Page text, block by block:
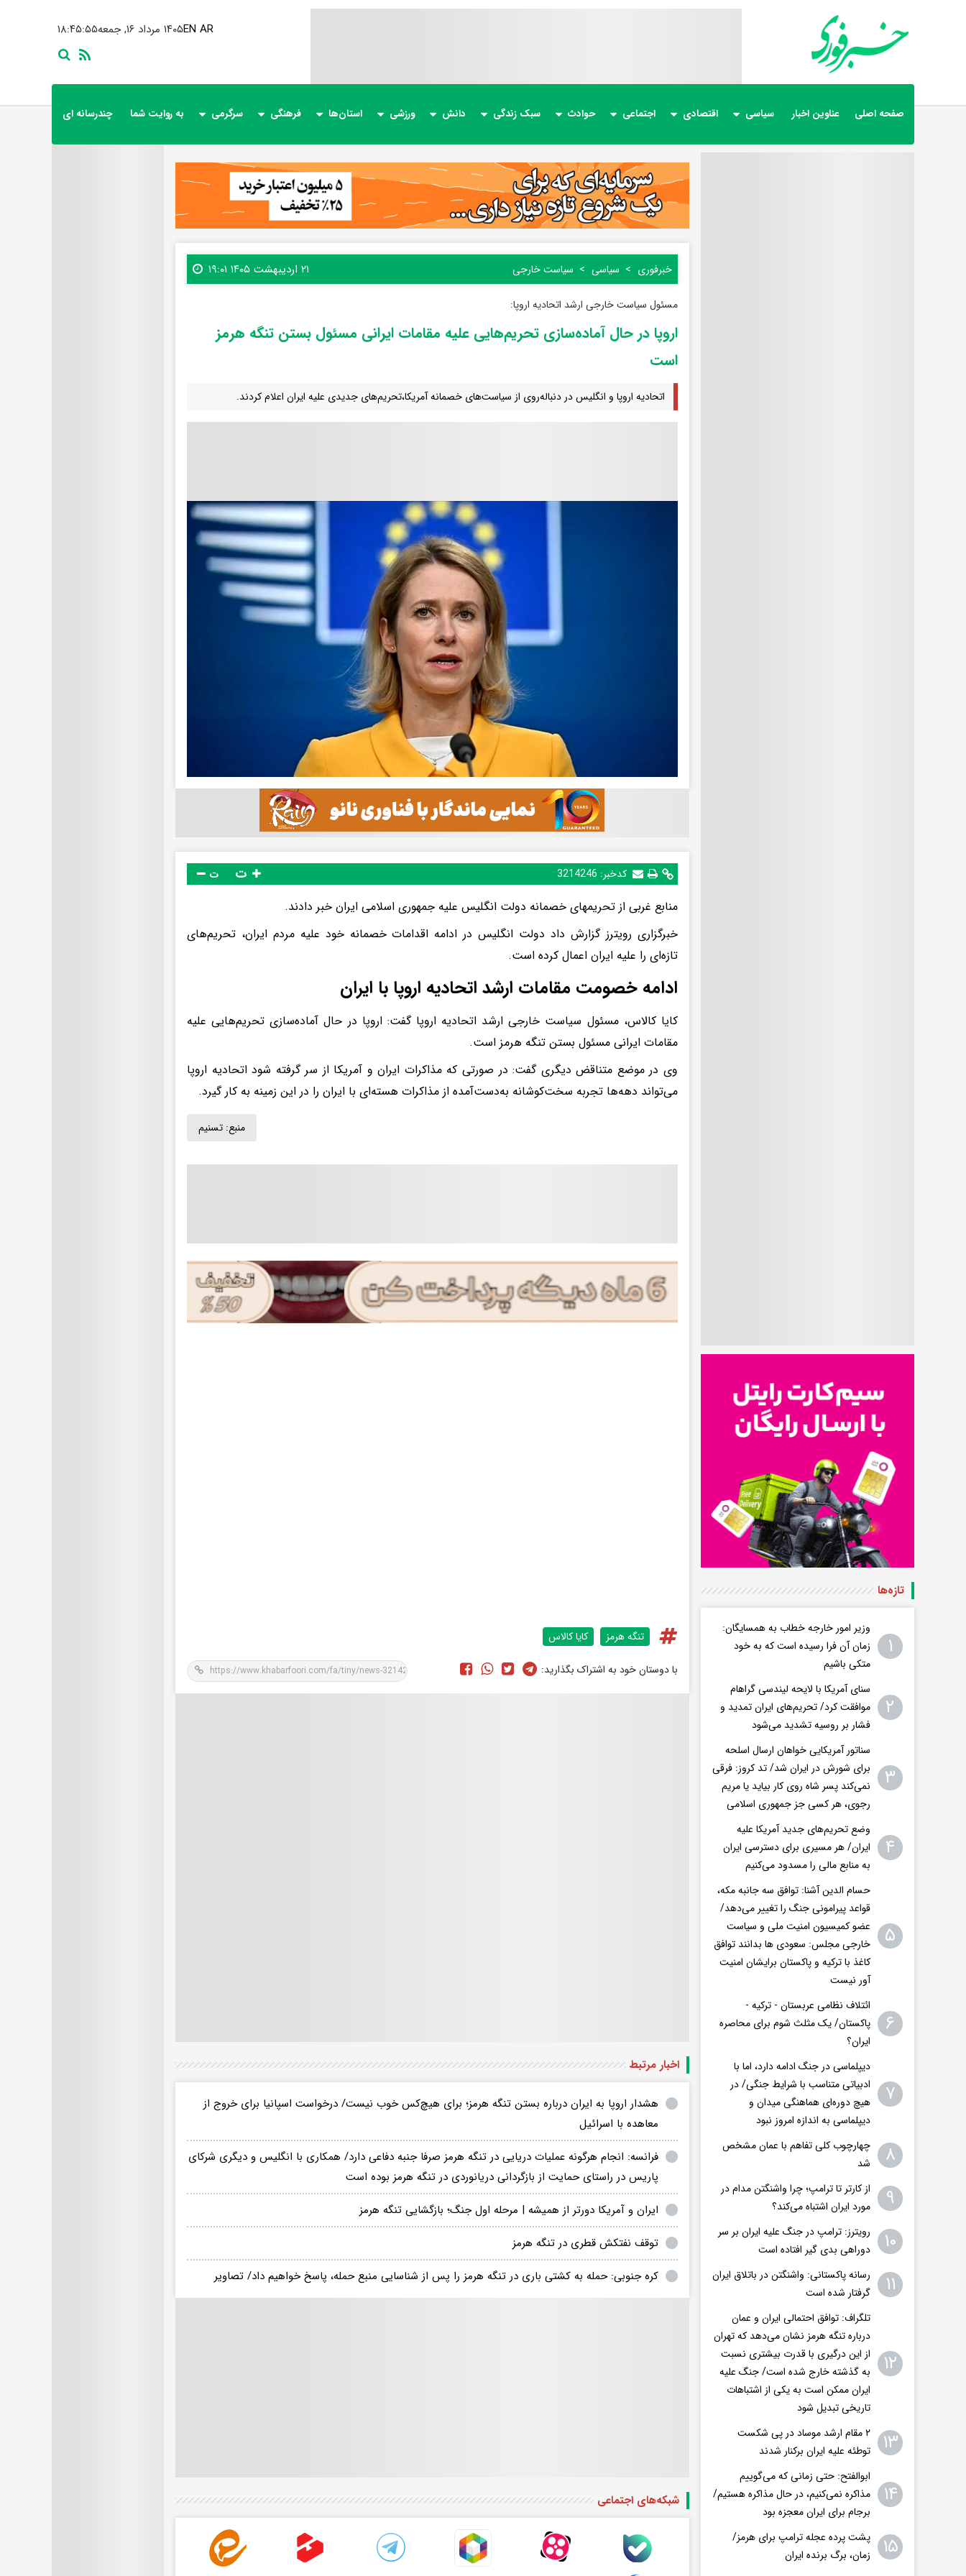
۱۸:۴۵:۵۷ ۱۴۰۵ مرداد ۱۶, جمعهEN AR
صفحه اصلی عناوین اخبار سیاسی اقتصادی اجتماعی حوادث سبک زندگی دانش ورزشی استان‌ها فرهنگی سرگرمی به روایت شما چندرسانه ای
خبرفوری سیاسی سیاست خارجی ۲۱ اردیبهشت ۱۴۰۵ ۱۹:۰۱
مسئول سیاست خارجی ارشد اتحادیه اروپا:
اروپا در حال آماده‌سازی تحریم‌هایی علیه مقامات ایرانی مسئول بستن تنگه هرمز
است
اتحادیه اروپا و انگلیس در دنباله‌روی از سیاست‌های خصمانه آمریکا،تحریم‌های جدیدی علیه ایران اعلام کردند.
کدخبر: 3214246 ت
منابع غربی از تحریمهای خصمانه دولت انگلیس علیه جمهوری اسلامی ایران خبر دادند.
خبرگزاری رویترز گزارش داد دولت انگلیس در ادامه اقدامات خصمانه خود علیه مردم ایران، تحریم‌های
تازه‌ای را علیه ایران اعمال کرده است.
ادامه خصومت مقامات ارشد اتحادیه اروپا با ایران
کایا کالاس، مسئول سیاست خارجی ارشد اتحادیه اروپا گفت: اروپا در حال آماده‌سازی تحریم‌هایی علیه
مقامات ایرانی مسئول بستن تنگه هرمز است.
وی در موضع متناقض دیگری گفت: در صورتی که مذاکرات ایران و آمریکا از سر گرفته شود اتحادیه اروپا
می‌تواند دهه‌ها تجربه سخت‌کوشانه به‌دست‌آمده از مذاکرات هسته‌ای با ایران را در این زمینه به کار گیرد.
منبع: تسنیم
تنگه هرمز کایا‌ کالاس
با دوستان خود به اشتراک بگذارید:
اخبار مرتبط
هشدار اروپا به ایران درباره بستن تنگه هرمز؛ برای هیچ‌کس خوب نیست/ درخواست اسپانیا برای خروج از
معاهده با اسرائیل
فرانسه: انجام هرگونه عملیات‌ دریایی در تنگه هرمز صرفا جنبه دفاعی دارد/ همکاری با انگلیس و دیگری شرکای
پاریس در راستای حمایت از بازگردانی دریانوردی در تنگه هرمز بوده است
ایران و آمریکا دورتر از همیشه | مرحله اول جنگ؛ بازگشایی تنگه هرمز
توقف نفتکش قطری در تنگه هرمز
کره جنوبی: حمله به کشتی باری در تنگه هرمز را پس از شناسایی منبع حمله، پاسخ خواهیم داد/ تصاویر
شبکه‌های اجتماعی
تازه‌ها
۱
وزیر امور خارجه خطاب به همسایگان:
زمان آن فرا رسیده است که به خود
متکی باشیم
۲
سنای آمریکا با لایحه لیندسی گراهام
موافقت کرد/ تحریم‌های ایران تمدید و
فشار بر روسیه تشدید می‌شود
۳
سناتور آمریکایی خواهان ارسال اسلحه
برای شورش در ایران شد/ تد کروز: فرقی
نمی‌کند پسر شاه روی کار بیاید یا مریم
رجوی، هر کسی جز جمهوری اسلامی
۴
وضع تحریم‌های جدید آمریکا علیه
ایران/ هر مسیری برای دسترسی ایران
به منابع مالی را مسدود می‌کنیم
۵
حسام الدین آشنا: توافق سه جانبه مکه،
قواعد پیرامونی جنگ را تغییر می‌دهد/
عضو کمیسیون امنیت ملی و سیاست
خارجی مجلس: سعودی ها بدانند توافق
کاغذ با ترکیه و پاکستان برایشان امنیت
آور نیست
۶
ائتلاف نظامی عربستان - ترکیه -
پاکستان/ یک مثلث شوم برای محاصره
ایران؟
۷
دیپلماسی در جنگ ادامه دارد، اما با
ادبیاتی متناسب با شرایط جنگی/ در
هیچ دوره‌ای هماهنگی میدان و
دیپلماسی به اندازه امروز نبود
۸
چهارچوب کلی تفاهم با عمان مشخص
شد
۹
از کارتر تا ترامپ؛ چرا واشنگتن مدام در
مورد ایران اشتباه می‌کند؟
۱۰
رویترز: ترامپ در جنگ علیه ایران بر سر
دوراهی بدی گیر افتاده است
۱۱
رسانه پاکستانی: واشنگتن در باتلاق ایران
گرفتار شده است
۱۲
تلگراف: توافق احتمالی ایران و عمان
درباره تنگه هرمز نشان می‌دهد که تهران
از این درگیری با قدرت بیشتری نسبت
به گذشته خارج شده است/ جنگ علیه
ایران ممکن است به یکی از اشتباهات
تاریخی تبدیل شود
۱۳
۲ مقام‌ ارشد موساد در پی شکست
توطئه علیه ایران برکنار شدند
۱۴
ابوالفتح: حتی زمانی که می‌گوییم
مذاکره نمی‌کنیم، در حال مذاکره هستیم/
برجام برای ایران معجزه بود
۱۵
پشت پرده عجله ترامپ برای هرمز/
زمان، برگ برنده ایران